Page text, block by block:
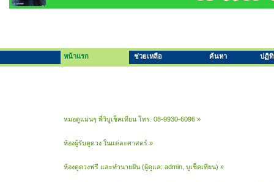
หน้าแรก ช่วยเหลือ ค้นหา ปฏิ
หมอดูแม่นๆ พี่วิบูเช็คเทียน โทร. 08-9930-6096 »
ห้องผู้รับดูดวง ในแต่ละศาสตร์ »
ห้องดูดวงฟรี และทำนายฝัน (ผู้ดูแล:admin,บูเช็คเทียน) »